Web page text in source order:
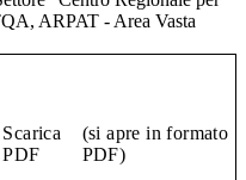
ARPAT - Area Vasta
Scarica
PDF
(si apre in formato
PDF)